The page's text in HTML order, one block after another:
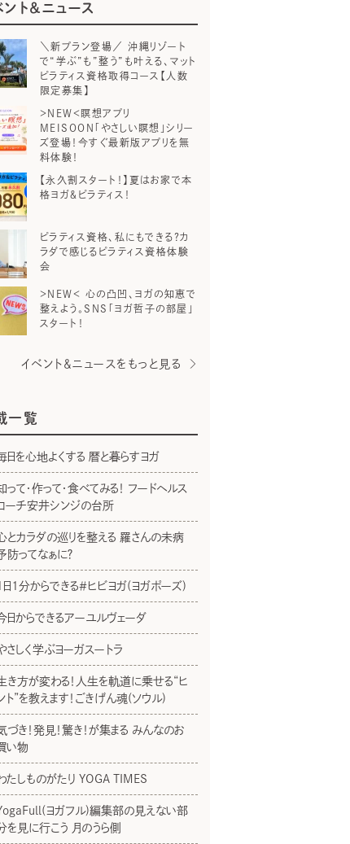
ント＆ニュース
＼新プラン登場／ 沖縄リゾート
で“学ぶ”も”整う”も叶える、マット
ピラティス資格取得コース【人数
限定募集】
＞NEW＜瞑想アプリ
MEISOON「やさしい瞑想」シリー
ズ登場！今すぐ最新版アプリを無
料体験！
【永久割スタート！】夏はお家で本
格ヨガ＆ピラティス！
ピラティス資格、私にもできる？カ
ラダで感じるピラティス資格体験
会
＞NEW＜ 心の凸凹、ヨガの知恵で
整えよう。SNS「ヨガ哲子の部屋」
スタート！
イベント＆ニュースをもっと見る
一覧
日を心地よくする 暦と暮らすヨガ
って・作って・食べてみる！ フードヘルス
ーチ安井シンジの台所
とカラダの巡りを整える 羅さんの未病
防ってなぁに？
日1分からできる＃ヒビヨガ(ヨガポーズ)
日からできるアーユルヴェーダ
さしく学ぶヨーガスートラ
き方が変わる！人生を軌道に乗せる“ヒ
ト”を教えます！ごきげん魂(ソウル)
づき！発見！驚き！が集まる みんなのお
い物
たしものがたり YOGA TIMES
ヨガフル)編集部の見えない部
を見に行こう 月のうら側